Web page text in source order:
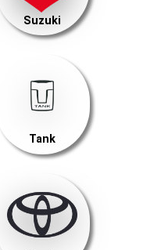
Suzuki
Tank